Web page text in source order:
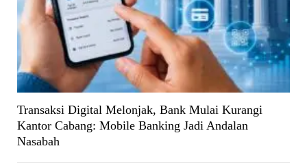
Transaksi Digital Melonjak, Bank Mulai Kurangi
Kantor Cabang: Mobile Banking Jadi Andalan
Nasabah